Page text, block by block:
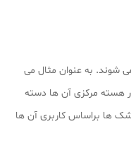
به عنوان مثال می
هسته مرکزی آن ها دسته
ها براساس کاربری آن ها